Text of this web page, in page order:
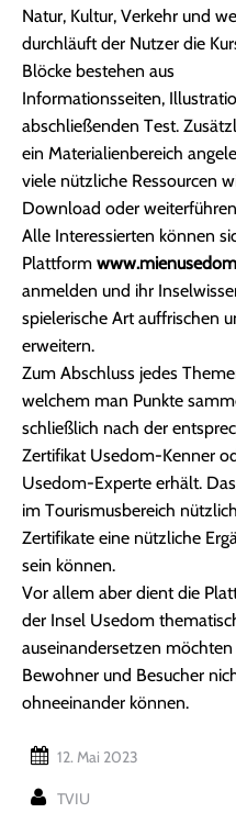
Natur, Kultur, Verkehr und
durchläuft der Nutzer die
Blöcke bestehen aus
Informationsseiten,
abschließenden Test.
ein Materialienbereich
viele nützliche Ressourcen
Download oder
Alle Interessierten können
Plattform
anmelden und ihr
spielerische Art auffrischen
erweitern.
Zum Abschluss jedes
welchem man Punkte
schließlich nach der
Zertifikat Usedom-Kenner
Usedom-Experte erhält.
im Tourismusbereich
Zertifikate eine nützliche
sein können.
Vor allem aber dient die
der Insel Usedom
auseinandersetzen
Bewohner und Besucher
ohneeinander können.
12. Mai 2023
TVIU